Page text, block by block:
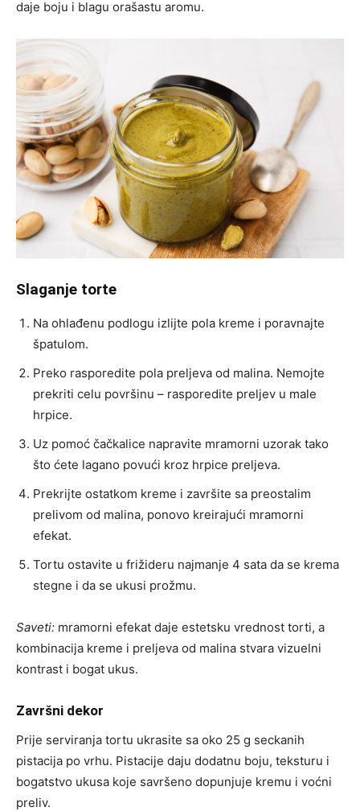
daje boju i blagu orašastu aromu.
Slaganje torte
Na ohlađenu podlogu izlijte pola kreme i poravnajte
špatulom.
Preko rasporedite pola preljeva od malina. Nemojte
prekriti celu površinu – rasporedite preljev u male
hrpice.
Uz pomoć čačkalice napravite mramorni uzorak tako
što ćete lagano povući kroz hrpice preljeva.
Prekrijte ostatkom kreme i završite sa preostalim
prelivom od malina, ponovo kreirajući mramorni
efekat.
Tortu ostavite u frižideru najmanje 4 sata da se krema
stegne i da se ukusi prožmu.
Saveti: mramorni efekat daje estetsku vrednost torti, a
kombinacija kreme i preljeva od malina stvara vizuelni
kontrast i bogat ukus.
Završni dekor
Prije serviranja tortu ukrasite sa oko 25 g seckanih
pistacija po vrhu. Pistacije daju dodatnu boju, teksturu i
bogatstvo ukusa koje savršeno dopunjuje kremu i voćni
preliv.